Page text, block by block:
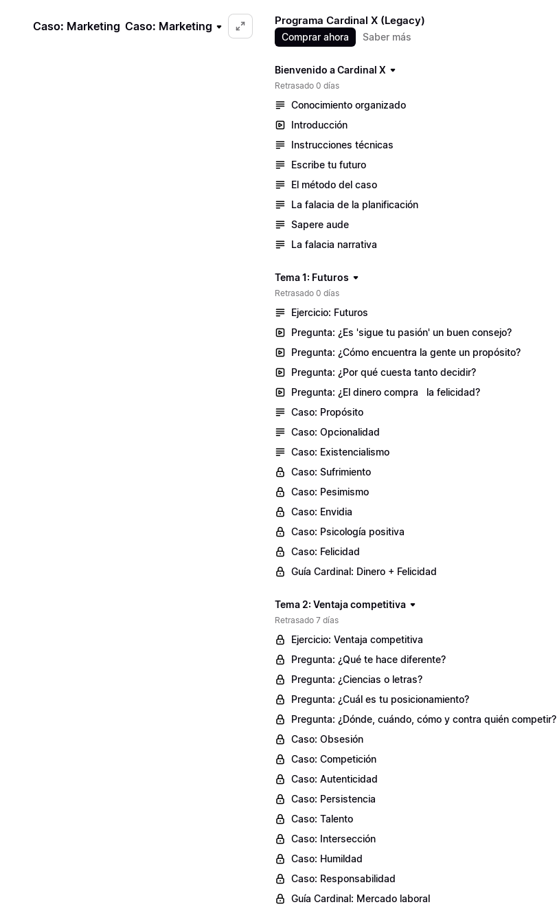
Caso: Marketing Caso: Marketing Programa Cardinal X (Legacy)
Comprar ahora Saber más
Bienvenido a Cardinal X
Retrasado 0 días
Conocimiento organizado
Introducción
Instrucciones técnicas
Escribe tu futuro
El método del caso
La falacia de la planificación
Sapere aude
La falacia narrativa
Tema 1: Futuros
Retrasado 0 días
Ejercicio: Futuros
Pregunta: ¿Es 'sigue tu pasión' un buen consejo?
Pregunta: ¿Cómo encuentra la gente un propósito?
Pregunta: ¿Por qué cuesta tanto decidir?
Pregunta: ¿El dinero compra la felicidad?
Caso: Propósito
Caso: Opcionalidad
Caso: Existencialismo
Caso: Sufrimiento
Caso: Pesimismo
Caso: Envidia
Caso: Psicología positiva
Caso: Felicidad
Guía Cardinal: Dinero + Felicidad
Tema 2: Ventaja competitiva
Retrasado 7 días
Ejercicio: Ventaja competitiva
Pregunta: ¿Qué te hace diferente?
Pregunta: ¿Ciencias o letras?
Pregunta: ¿Cuál es tu posicionamiento?
Pregunta: ¿Dónde, cuándo, cómo y contra quién competir?
Caso: Obsesión
Caso: Competición
Caso: Autenticidad
Caso: Persistencia
Caso: Talento
Caso: Intersección
Caso: Humildad
Caso: Responsabilidad
Guía Cardinal: Mercado laboral